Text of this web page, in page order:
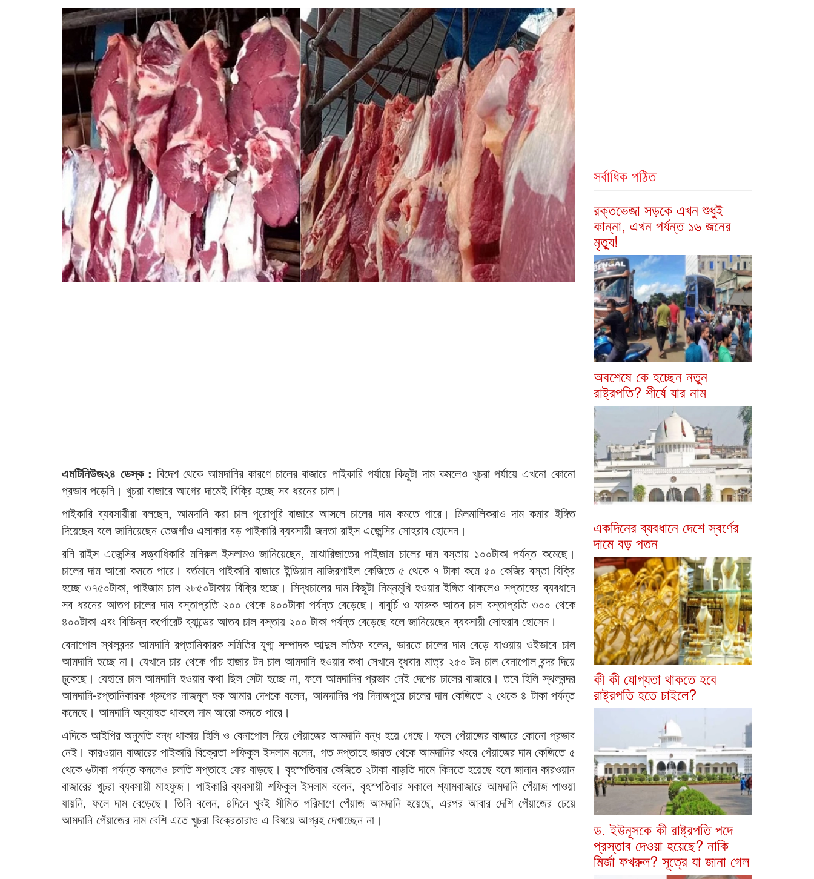
এমটিনিউজ২৪ ডেস্ক : বিদেশ থেকে আমদানির কারণে চালের বাজারে পাইকারি পর্যায়ে কিছুটা দাম কমলেও খুচরা পর্যায়ে এখনো কোনো
প্রভাব পড়েনি। খুচরা বাজারে আগের দামেই বিক্রি হচ্ছে সব ধরনের চাল।
পাইকারি ব্যবসায়ীরা বলছেন, আমদানি করা চাল পুরোপুরি বাজারে আসলে চালের দাম কমতে পারে। মিলমালিকরাও দাম কমার ইঙ্গিত
দিয়েছেন বলে জানিয়েছেন তেজগাঁও এলাকার বড় পাইকারি ব্যবসায়ী জনতা রাইস এজেন্সির সোহরাব হোসেন।
রনি রাইস এজেন্সির সত্ত্বাধিকারি মনিরুল ইসলামও জানিয়েছেন, মাঝারিজাতের পাইজাম চালের দাম বস্তায় ১০০টাকা পর্যন্ত কমেছে।
চালের দাম আরো কমতে পারে। বর্তমানে পাইকারি বাজারে ইন্ডিয়ান নাজিরশাইল কেজিতে ৫ থেকে ৭ টাকা কমে ৫০ কেজির বস্তা বিক্রি
হচ্ছে ৩৭৫০টাকা, পাইজাম চাল ২৮৫০টাকায় বিক্রি হচ্ছে। সিদ্ধচালের দাম কিছুটা নিম্নমুখি হওয়ার ইঙ্গিত থাকলেও সপ্তাহের ব্যবধানে
সব ধরনের আতপ চালের দাম বস্তাপ্রতি ২০০ থেকে ৪০০টাকা পর্যন্ত বেড়েছে। বাবুর্চি ও ফারুক আতব চাল বস্তাপ্রতি ৩০০ থেকে
৪০০টাকা এবং বিভিন্ন কর্পোরেট ব্যান্ডের আতব চাল বস্তায় ২০০ টাকা পর্যন্ত বেড়েছে বলে জানিয়েছেন ব্যবসায়ী সোহরাব হোসেন।
বেনাপোল স্থলবন্দর আমদানি রপ্তানিকারক সমিতির যুগ্ম সম্পাদক আব্দুল লতিফ বলেন, ভারতে চালের দাম বেড়ে যাওয়ায় ওইভাবে চাল
আমদানি হচ্ছে না। যেখানে চার থেকে পাঁচ হাজার টন চাল আমদানি হওয়ার কথা সেখানে বুধবার মাত্র ২৫০ টন চাল বেনাপোল বন্দর দিয়ে
ঢুকেছে। যেহারে চাল আমদানি হওয়ার কথা ছিল সেটা হচ্ছে না, ফলে আমদানির প্রভাব নেই দেশের চালের বাজারে। তবে হিলি স্থলবন্দর
আমদানি-রপ্তানিকারক গ্রুপের নাজমুল হক আমার দেশকে বলেন, আমদানির পর দিনাজপুরে চালের দাম কেজিতে ২ থেকে ৪ টাকা পর্যন্ত
কমেছে। আমদানি অব্যাহত থাকলে দাম আরো কমতে পারে।
এদিকে আইপির অনুমতি বন্ধ থাকায় হিলি ও বেনাপোল দিয়ে পেঁয়াজের আমদানি বন্ধ হয়ে গেছে। ফলে পেঁয়াজের বাজারে কোনো প্রভাব
নেই। কারওয়ান বাজারের পাইকারি বিক্রেতা শফিকুল ইসলাম বলেন, গত সপ্তাহে ভারত থেকে আমদানির খবরে পেঁয়াজের দাম কেজিতে ৫
থেকে ৬টাকা পর্যন্ত কমলেও চলতি সপ্তাহে ফের বাড়ছে। বৃহস্পতিবার কেজিতে ২টাকা বাড়তি দামে কিনতে হয়েছে বলে জানান কারওয়ান
বাজারের খুচরা ব্যবসায়ী মাহফুজ। পাইকারি ব্যবসায়ী শফিকুল ইসলাম বলেন, বৃহস্পতিবার সকালে শ্যামবাজারে আমদানি পেঁয়াজ পাওয়া
যায়নি, ফলে দাম বেড়েছে। তিনি বলেন, ৪দিনে খুবই সীমিত পরিমাণে পেঁয়াজ আমদানি হয়েছে, এরপর আবার দেশি পেঁয়াজের চেয়ে
আমদানি পেঁয়াজের দাম বেশি এতে খুচরা বিক্রেতারাও এ বিষয়ে আগ্রহ দেখাচ্ছেন না।
সর্বাধিক পঠিত
রক্তভেজা সড়কে এখন শুধুই
কান্না, এখন পর্যন্ত ১৬ জনের
মৃত্যু!
অবশেষে কে হচ্ছেন নতুন
রাষ্ট্রপতি? শীর্ষে যার নাম
একদিনের ব্যবধানে দেশে স্বর্ণের
দামে বড় পতন
কী কী যোগ্যতা থাকতে হবে
রাষ্ট্রপতি হতে চাইলে?
ড. ইউনূসকে কী রাষ্ট্রপতি পদে
প্রস্তাব দেওয়া হয়েছে? নাকি
মির্জা ফখরুল? সূত্রে যা জানা গেল